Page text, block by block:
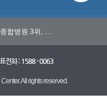
종합병원 3위, …
전화 : 1588 - 0063
All rights reserved.